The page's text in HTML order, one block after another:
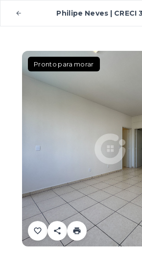
Philipe Neves | CRECI
Pronto para morar